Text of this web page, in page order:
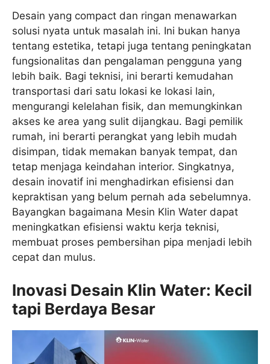
Desain yang compact dan ringan menawarkan
solusi nyata untuk masalah ini. Ini bukan hanya
tentang estetika, tetapi juga tentang peningkatan
fungsionalitas dan pengalaman pengguna yang
lebih baik. Bagi teknisi, ini berarti kemudahan
transportasi dari satu lokasi ke lokasi lain,
mengurangi kelelahan fisik, dan memungkinkan
akses ke area yang sulit dijangkau. Bagi pemilik
rumah, ini berarti perangkat yang lebih mudah
disimpan, tidak memakan banyak tempat, dan
tetap menjaga keindahan interior. Singkatnya,
desain inovatif ini menghadirkan efisiensi dan
kepraktisan yang belum pernah ada sebelumnya.
Bayangkan bagaimana Mesin Klin Water dapat
meningkatkan efisiensi waktu kerja teknisi,
membuat proses pembersihan pipa menjadi lebih
cepat dan mulus.
Inovasi Desain Klin Water: Kecil
tapi Berdaya Besar